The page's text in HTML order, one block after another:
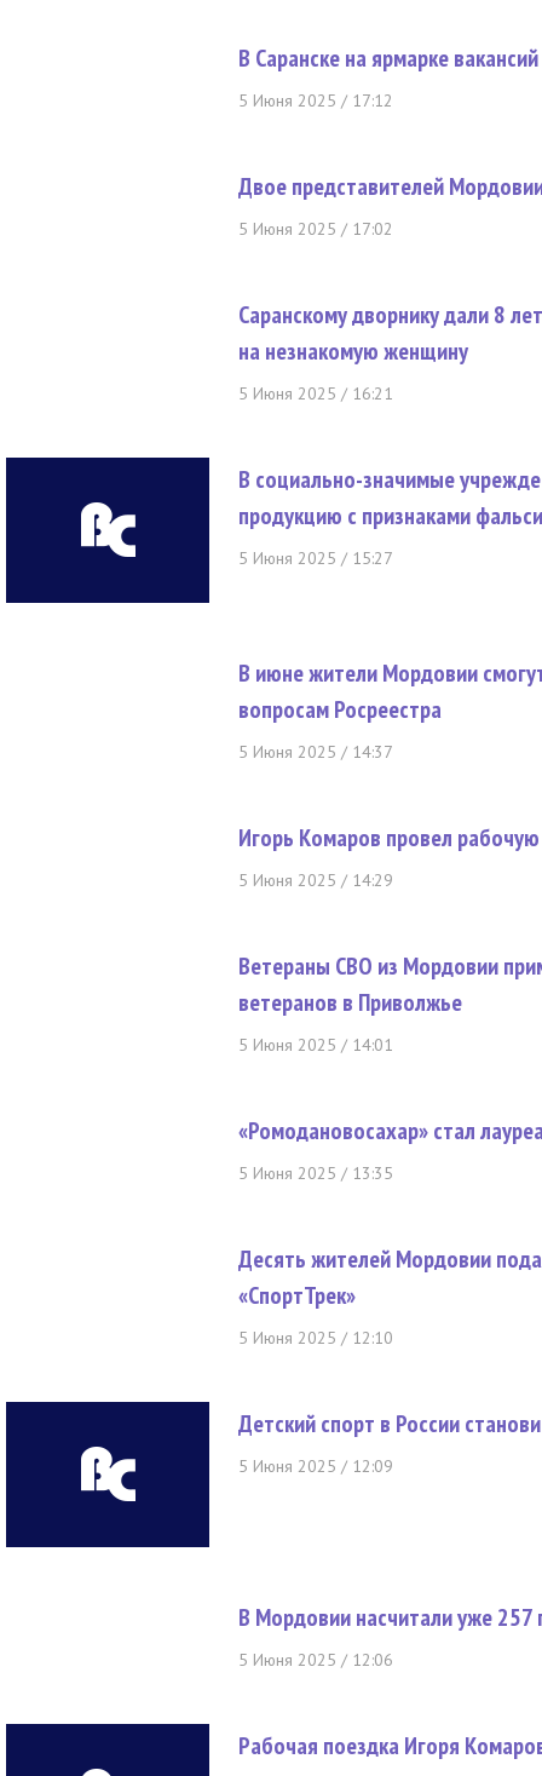
В Саранске на ярмарке
5 Июня 2025 / 17:12
Двое представителей
5 Июня 2025 / 17:02
Саранскому дворнику дали 8
на незнакомую женщину
5 Июня 2025 / 16:21
В социально-значимые
продукцию с признаками
5 Июня 2025 / 15:27
В июне жители Мордовии
вопросам Росреестра
5 Июня 2025 / 14:37
Игорь Комаров провел рабочую
5 Июня 2025 / 14:29
Ветераны СВО из Мордовии
ветеранов в Приволжье
5 Июня 2025 / 14:01
«Ромодановосахар» стал
5 Июня 2025 / 13:35
Десять жителей Мордовии
«СпортТрек»
5 Июня 2025 / 12:10
Детский спорт в России
5 Июня 2025 / 12:09
В Мордовии насчитали уже
5 Июня 2025 / 12:06
Рабочая поездка Игоря